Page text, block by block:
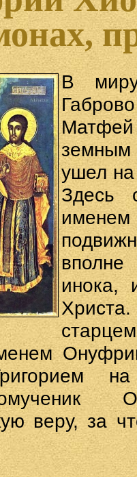
В
Матфей
земным
ушел
Здесь
инока,
веру, за